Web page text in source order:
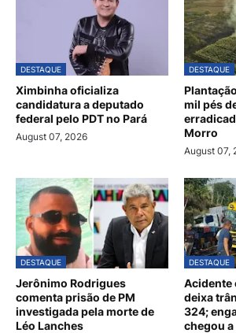
DESTAQUE
Ximbinha oficializa
candidatura a deputado
federal pelo PDT no Pará
August 07, 2026
DESTAQUE
mil pés
Morro
August 07,
DESTAQUE
Jerônimo Rodrigues
comenta prisão de PM
investigada pela morte de
Léo Lanches
DESTAQUE
Acidente
deixa
324;
chegou a